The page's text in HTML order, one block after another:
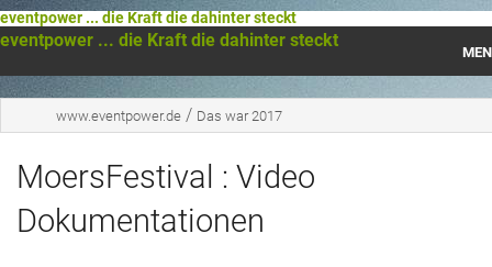
eventpower ... die Kraft die dahinter steckt
eventpower ... die Kraft die dahinter steckt
Startseite
Das war 2021
www.eventpower.de / Das war 2017
MoersFestival : Video
Dokumentationen